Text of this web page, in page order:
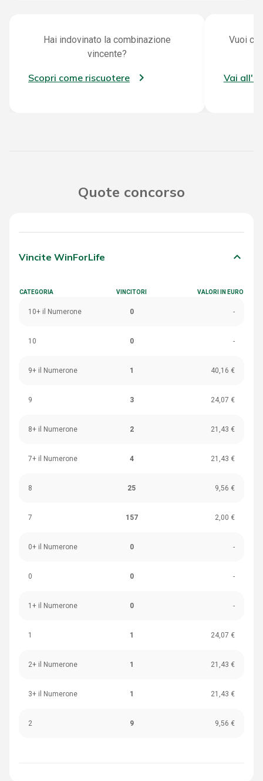
Hai indovinato la combinazione
vincente?
Scopri come riscuotere
Vuoi
Vai
Quote concorso
Vincite WinForLife keyboard_arrow_down
CATEGORIA VINCITORI VALORI IN EURO
10+ il Numerone 0 -
10 0 -
9+ il Numerone 1 40,16 €
9 3 24,07 €
8+ il Numerone 2 21,43 €
7+ il Numerone 4 21,43 €
8 25 9,56 €
7 157 2,00 €
0+ il Numerone 0 -
0 0 -
1+ il Numerone 0 -
1 1 24,07 €
2+ il Numerone 1 21,43 €
3+ il Numerone 1 21,43 €
2 9 9,56 €